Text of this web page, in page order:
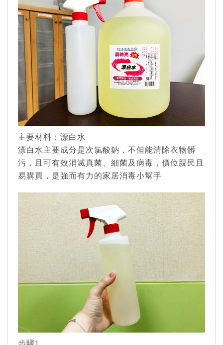
主要材料：漂白水
漂白水主要成分是次氯酸鈉，不但能清除衣物髒
污，且可有效消滅真菌、細菌及病毒，價位親民且
易購買，是強而有力的家居消毒小幫手
步驟1